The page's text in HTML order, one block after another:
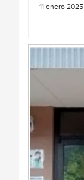
11 enero 2025